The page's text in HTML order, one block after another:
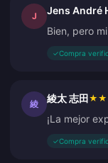
J Jens André
Bien, pero
✓Compra
綾 綾太 志田★ ★
¡La mejor
✓Compra